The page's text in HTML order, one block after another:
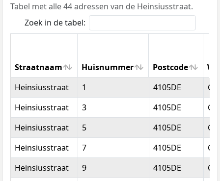
Tabel met alle 44 adressen van de Heinsiusstraat.
Zoek in de tabel:
Straatnaam Huisnummer Postcode
Straatnaam
Huisnummer Postcode
Heinsiusstraat 1 4105DE
Heinsiusstraat
3 4105DE
Heinsiusstraat
5 4105DE
Heinsiusstraat
7 4105DE
Heinsiusstraat
9 4105DE